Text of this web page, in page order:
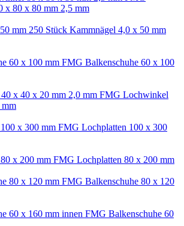
x 80 x 80 mm 2,5 mm
Kammnägel 4,0 x 50 mm
FMG Balkenschuhe 60 x 100
FMG Lochwinkel
FMG Lochplatten 100 x 300
FMG Lochplatten 80 x 200 mm
FMG Balkenschuhe 80 x 120
FMG Balkenschuhe 60